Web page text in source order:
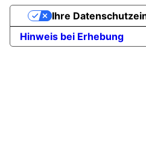
Hinweis bei Erhebung
Ihre